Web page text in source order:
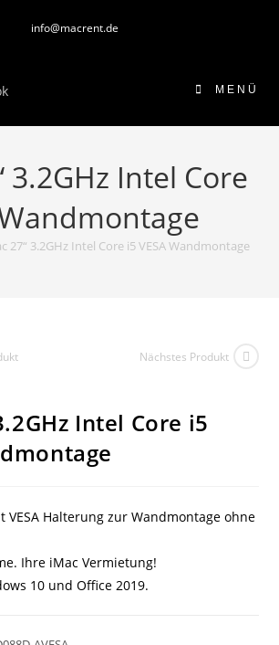
info@macrent.de
MENÜ
3.2GHz Intel Core
27“ 3.2GHz Intel Core i5 VESA Wandmontage
Nächstes Produkt
Intel Core i5
VESA Halterung zur Wandmontage ohne
Ihre iMac Vermietung!
10 und Office 2019.